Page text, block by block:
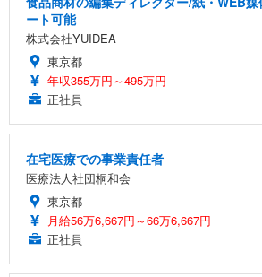
ート可能
株式会社YUIDEA
東京都
年収355万円～495万円
正社員
在宅医療での事業責任者
医療法人社団桐和会
東京都
月給56万6,667円～66万6,667円
正社員